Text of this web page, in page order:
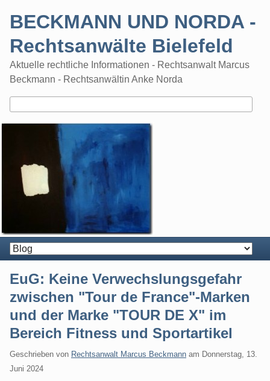
BECKMANN UND NORDA -
Rechtsanwälte Bielefeld
Aktuelle rechtliche Informationen - Rechtsanwalt Marcus
Beckmann - Rechtsanwältin Anke Norda
EuG: Keine Verwechslungsgefahr
zwischen "Tour de France"-Marken
und der Marke "TOUR DE X" im
Bereich Fitness und Sportartikel
Geschrieben von Rechtsanwalt Marcus Beckmann am Donnerstag, 13.
Juni 2024